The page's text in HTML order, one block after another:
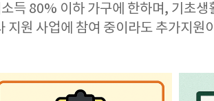
득 80% 이하 가구에 한하며, 기초
지원 사업에 참여 중이라도 추가지원